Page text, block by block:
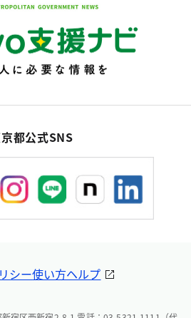
都公式SNS
シー使い方ヘルプ